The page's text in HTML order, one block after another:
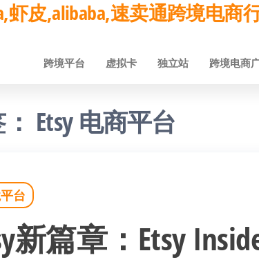
虾皮,alibaba,速卖通跨境电商
跨境平台 虚拟卡 独立站 跨境电商
Etsy 电商平台
台
新篇章：Etsy